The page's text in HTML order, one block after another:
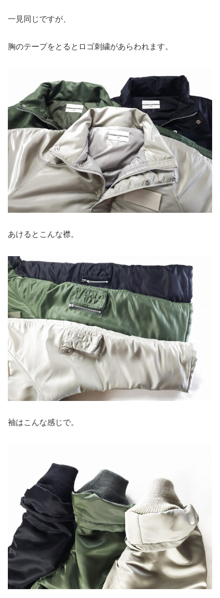
一見同じですが、
胸のテープをとるとロゴ刺繍があらわれます。
あけるとこんな襟。
袖はこんな感じで。